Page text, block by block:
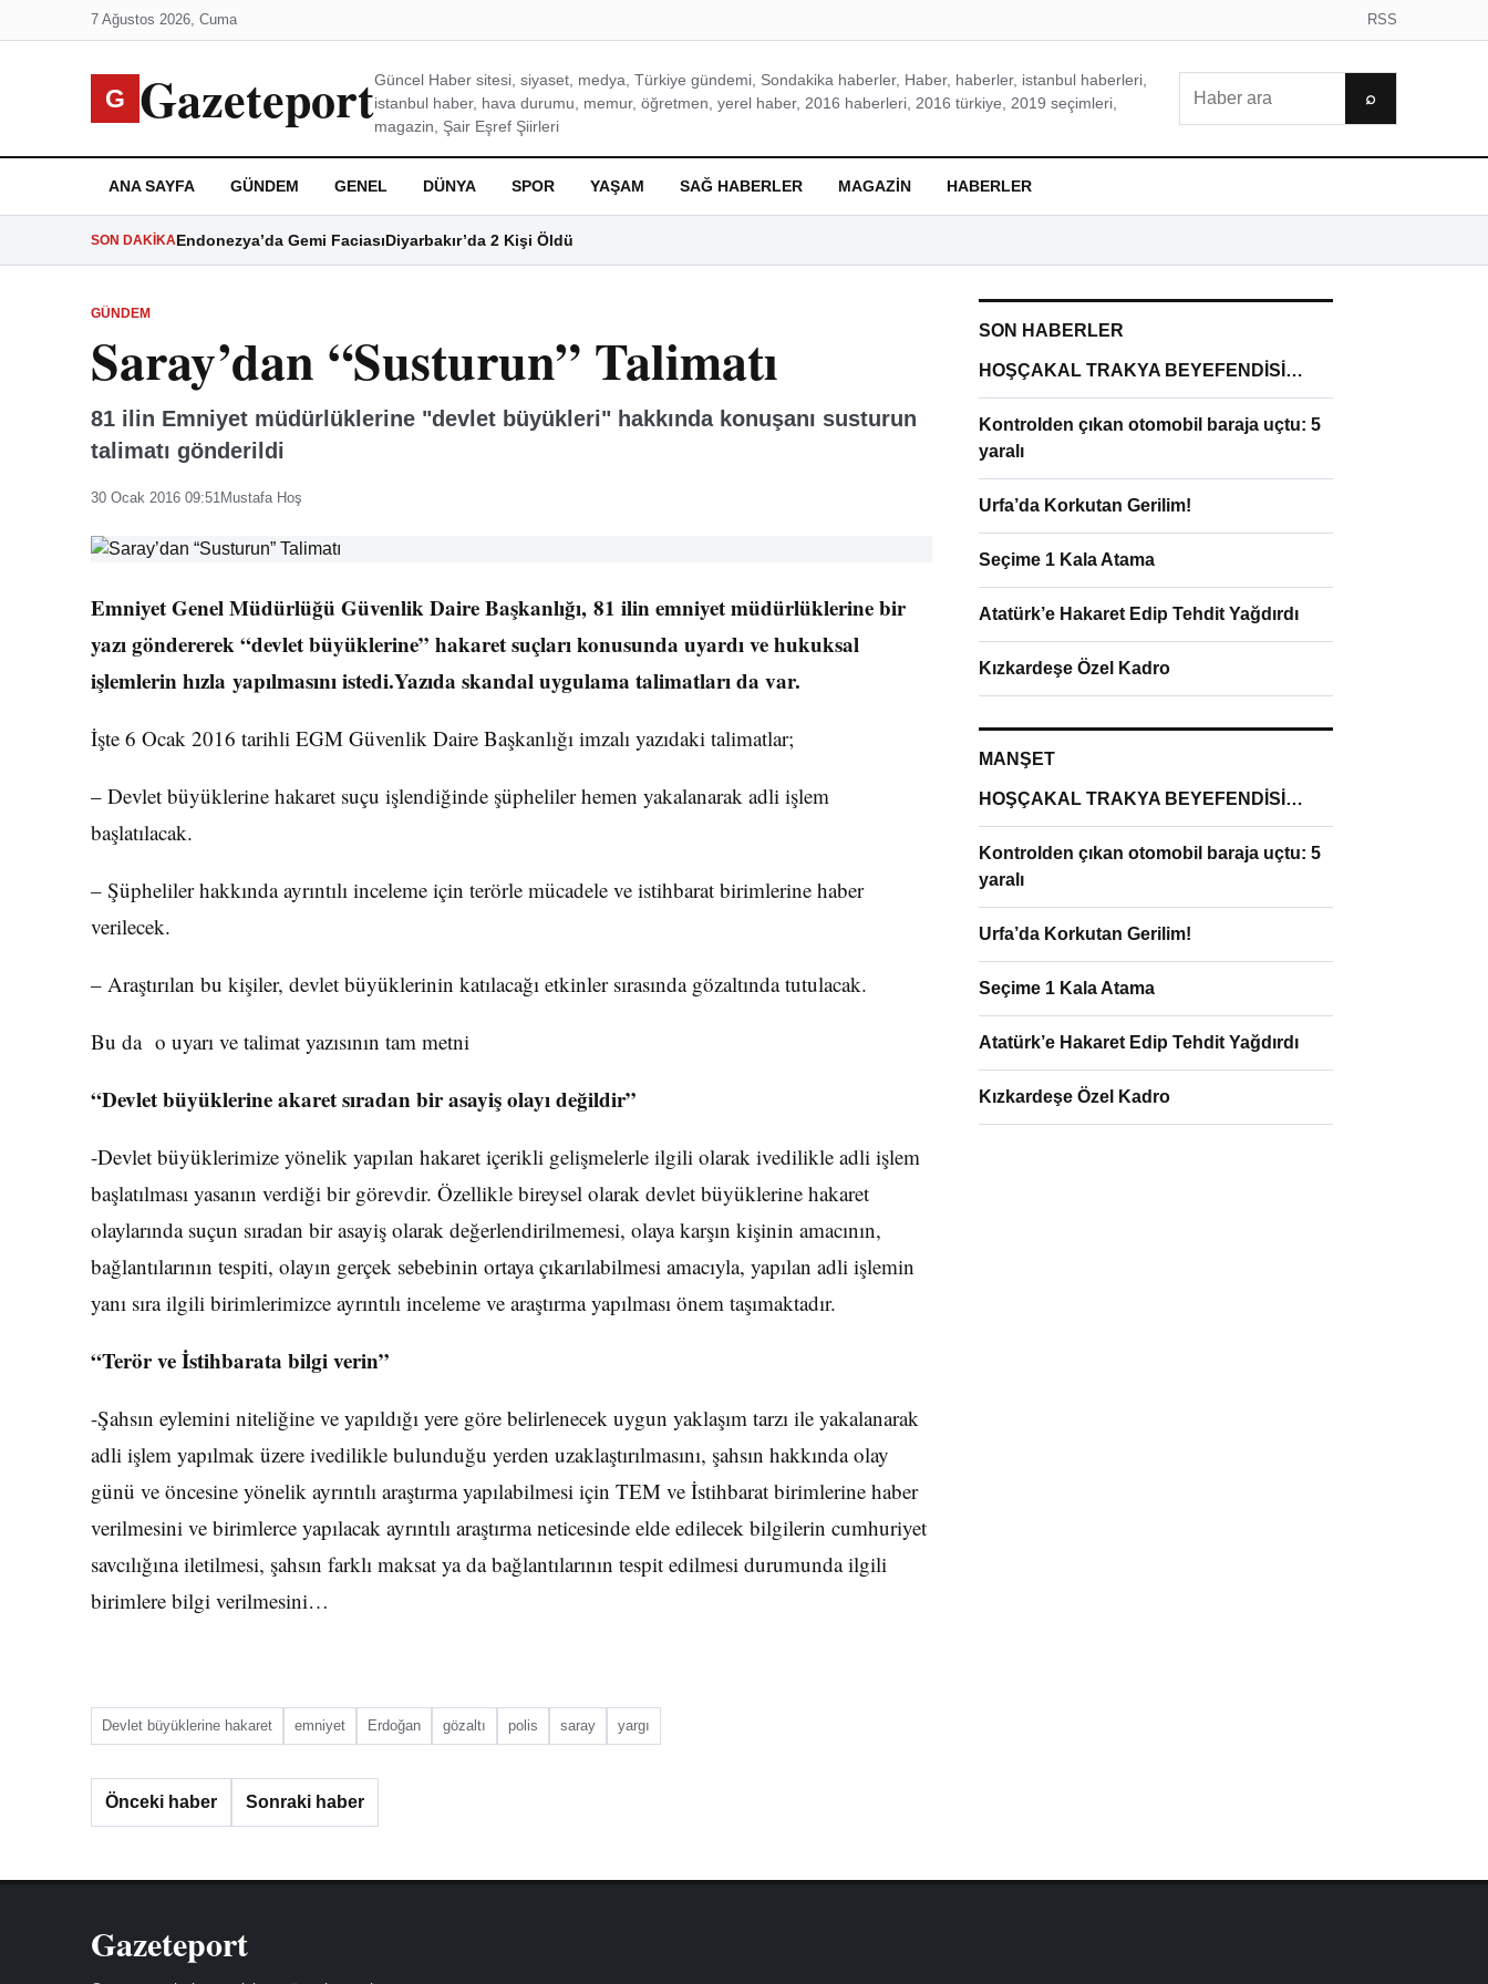
7 Ağustos 2026, Cuma RSS
G GazeteportGüncel Haber sitesi, siyaset, medya, Türkiye gündemi, Sondakika haberler, Haber, haberler, istanbul haberleri,
istanbul haber, hava durumu, memur, öğretmen, yerel haber, 2016 haberleri, 2016 türkiye, 2019 seçimleri,
magazin, Şair Eşref Şiirleri
⌕
ANA SAYFA GÜNDEM GENEL DÜNYA SPOR YAŞAM SAĞ HABERLER MAGAZIN HABERLER
SON DAKIKAEndonezya’da Gemi FaciasıDiyarbakır’da 2 Kişi Öldü
GÜNDEM
Saray’dan “Susturun” Talimatı
81 ilin Emniyet müdürlüklerine "devlet büyükleri" hakkında konuşanı susturun
talimatı gönderildi
30 Ocak 2016 09:51Mustafa Hoş
Emniyet Genel Müdürlüğü Güvenlik Daire Başkanlığı, 81 ilin emniyet müdürlüklerine bir
yazı göndererek “devlet büyüklerine” hakaret suçları konusunda uyardı ve hukuksal
işlemlerin hızla yapılmasını istedi.Yazıda skandal uygulama talimatları da var.
İşte 6 Ocak 2016 tarihli EGM Güvenlik Daire Başkanlığı imzalı yazıdaki talimatlar;
– Devlet büyüklerine hakaret suçu işlendiğinde şüpheliler hemen yakalanarak adli işlem
başlatılacak.
– Şüpheliler hakkında ayrıntılı inceleme için terörle mücadele ve istihbarat birimlerine haber
verilecek.
– Araştırılan bu kişiler, devlet büyüklerinin katılacağı etkinler sırasında gözaltında tutulacak.
Bu da o uyarı ve talimat yazısının tam metni
“Devlet büyüklerine akaret sıradan bir asayiş olayı değildir”
-Devlet büyüklerimize yönelik yapılan hakaret içerikli gelişmelerle ilgili olarak ivedilikle adli işlem
başlatılması yasanın verdiği bir görevdir. Özellikle bireysel olarak devlet büyüklerine hakaret
olaylarında suçun sıradan bir asayiş olarak değerlendirilmemesi, olaya karşın kişinin amacının,
bağlantılarının tespiti, olayın gerçek sebebinin ortaya çıkarılabilmesi amacıyla, yapılan adli işlemin
yanı sıra ilgili birimlerimizce ayrıntılı inceleme ve araştırma yapılması önem taşımaktadır.
“Terör ve İstihbarata bilgi verin”
-Şahsın eylemini niteliğine ve yapıldığı yere göre belirlenecek uygun yaklaşım tarzı ile yakalanarak
adli işlem yapılmak üzere ivedilikle bulunduğu yerden uzaklaştırılmasını, şahsın hakkında olay
günü ve öncesine yönelik ayrıntılı araştırma yapılabilmesi için TEM ve İstihbarat birimlerine haber
verilmesini ve birimlerce yapılacak ayrıntılı araştırma neticesinde elde edilecek bilgilerin cumhuriyet
savcılığına iletilmesi, şahsın farklı maksat ya da bağlantılarının tespit edilmesi durumunda ilgili
birimlere bilgi verilmesini…
Devlet büyüklerine hakaret emniyet Erdoğan gözaltı polis saray yargı
Önceki haber Sonraki haber
SON HABERLER
HOŞÇAKAL TRAKYA BEYEFENDİSİ…
Kontrolden çıkan otomobil baraja uçtu: 5
yaralı
Urfa’da Korkutan Gerilim!
Seçime 1 Kala Atama
Atatürk’e Hakaret Edip Tehdit Yağdırdı
Kızkardeşe Özel Kadro
MANŞET
HOŞÇAKAL TRAKYA BEYEFENDİSİ…
Kontrolden çıkan otomobil baraja uçtu: 5
yaralı
Urfa’da Korkutan Gerilim!
Seçime 1 Kala Atama
Atatürk’e Hakaret Edip Tehdit Yağdırdı
Kızkardeşe Özel Kadro
Gazeteport